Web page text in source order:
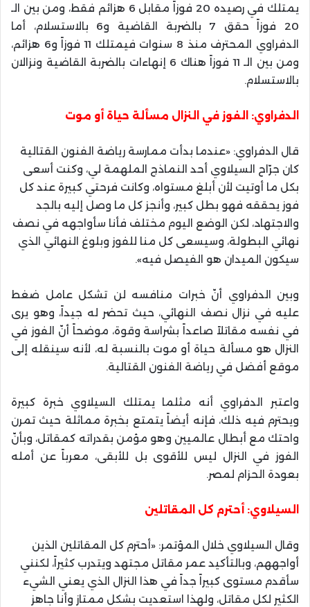
يمتلك في رصيده 20 فوزاً مقابل 6 هزائم فقط، ومن بين الـ
20 فوزاً حقق 7 بالضربة القاضية و6 بالاستسلام، أما
الدفراوي المحترف منذ 8 سنوات فيمتلك 11 فوزاً و6 هزائم،
ومن بين الـ 11 فوزاً هناك 6 إنهاءات بالضربة القاضية ونزالان
بالاستسلام.
الدفراوي: الفوز في النزال مسألة حياة أو موت
قال الدفراوي: «عندما بدأت ممارسة رياضة الفنون القتالية
كان جرّاح السيلاوي أحد النماذج الملهمة لي، وكنت أسعى
بكل ما أوتيت لأن أبلغ مستواه، وكانت فرحتي كبيرة عند كل
فوز يحققه فهو بطل كبير، وأنجز كل ما وصل إليه بالجد
والاجتهاد، لكن الوضع اليوم مختلف فأنا سأواجهه في نصف
نهائي البطولة، وسيسعى كل منا للفوز وبلوغ النهائي الذي
سيكون الميدان هو الفيصل فيه».
وبين الدفراوي أنّ خبرات منافسه لن تشكل عامل ضغط
عليه في نزال نصف النهائي، حيث تحضر له جيداً، وهو يرى
في نفسه مقاتلاً صاعداً بشراسة وقوة، موضحاً أنّ الفوز في
النزال هو مسألة حياة أو موت بالنسبة له، لأنه سينقله إلى
موقع أفضل في رياضة الفنون القتالية.
واعتبر الدفراوي أنه مثلما يمتلك السيلاوي خبرة كبيرة
ويحترم فيه ذلك، فإنه أيضاً يتمتع بخبرة مماثلة حيث تمرن
واحتك مع أبطال عالميين وهو مؤمن بقدراته كمقاتل، وبأنّ
الفوز في النزال ليس للأقوى بل للأبقى، معرباً عن أمله
بعودة الحزام لمصر.
السيلاوي: أحترم كل المقاتلين
وقال السيلاوي خلال المؤتمر: «أحترم كل المقاتلين الذين
أواجههم، وبالتأكيد عمر مقاتل مجتهد ويتدرب كثيراً، لكنني
سأقدم مستوى كبيراً جداً في هذا النزال الذي يعني الشيء
الكثير لكل مقاتل، ولهذا استعديت بشكل ممتاز وأنا جاهز